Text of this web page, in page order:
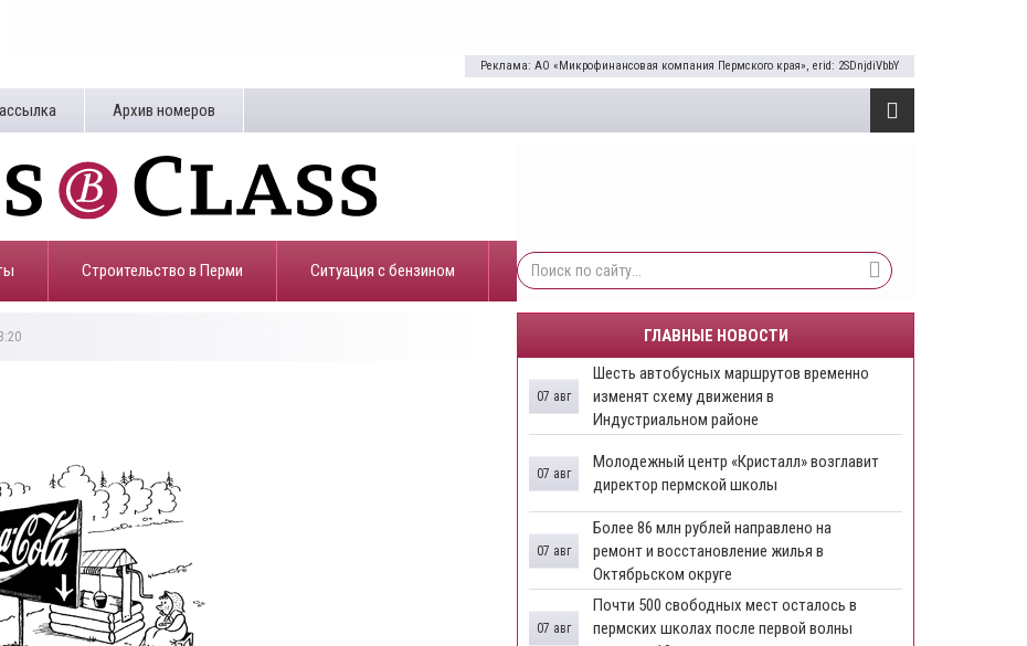
Реклама: АО «Микрофинансовая компания Пермского края», erid: 2SDnjdiVbbY
Архив номеров
Строительство в Перми ​Ситуация с бензином
ГЛАВНЫЕ НОВОСТИ
Шесть автобусных маршрутов временно
изменят схему движения в
Индустриальном районе
07 авг
Молодежный центр «Кристалл» возглавит
директор пермской школы
07 авг
Более 86 млн рублей направлено на
ремонт и восстановление жилья в
Октябрьском округе
07 авг
Почти 500 свободных мест осталось в
пермских школах после первой волны
07 авг